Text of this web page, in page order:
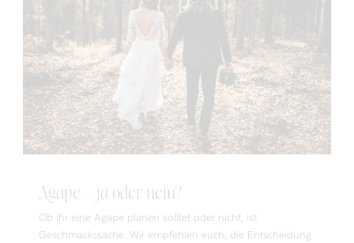
Agape – ja oder nein?
Ob ihr eine Agape planen solltet oder nicht, ist
Geschmackssache. Wir empfehlen euch, die Entscheidung